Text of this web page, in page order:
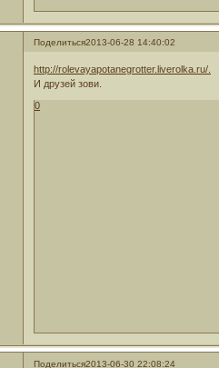
Поделиться2013-06-28 14:40:02
http://rolevayapotanegrotter.liverolka.ru/.
И друзей зови.
0
Поделиться2013-06-30 22:08:24